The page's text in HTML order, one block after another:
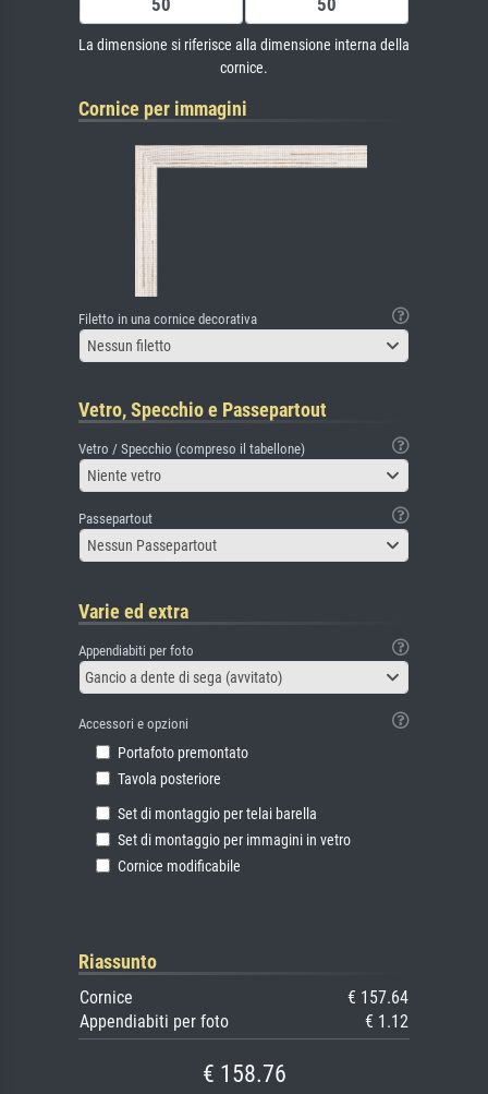
La dimensione si riferisce alla dimensione interna della
cornice.
Cornice per immagini
Filetto in una cornice decorativa
Nessun filetto
Vetro, Specchio e Passepartout
Vetro / Specchio (compreso il tabellone)
Niente vetro
Passepartout
Nessun Passepartout
Varie ed extra
Appendiabiti per foto
Gancio a dente di sega (avvitato)
Accessori e opzioni
Portafoto premontato
Tavola posteriore
Set di montaggio per telai barella
Set di montaggio per immagini in vetro
Cornice modificabile
Riassunto
Cornice
€ 157.64
Appendiabiti per foto
€ 1.12
€ 158.76